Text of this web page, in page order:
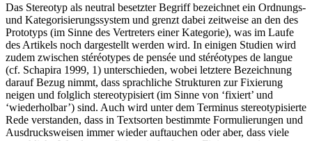
Das Stereotyp als neutral besetzter Begriff bezeichnet ein Ordnungs-
und Kategorisierungssystem und grenzt dabei zeitweise an den des
Prototyps (im Sinne des Vertreters einer Kategorie), was im Laufe
des Artikels noch dargestellt werden wird. In einigen Studien wird
zudem zwischen stéréotypes de pensée und stéréotypes de langue
(cf. Schapira 1999, 1) unterschieden, wobei letztere Bezeichnung
darauf Bezug nimmt, dass sprachliche Strukturen zur Fixierung
neigen und folglich stereotypisiert (im Sinne von ‘fixiert’ und
‘wiederholbar’) sind. Auch wird unter dem Terminus stereotypisierte
Rede verstanden, dass in Textsorten bestimmte Formulierungen und
Ausdrucksweisen immer wieder auftauchen oder aber, dass viele